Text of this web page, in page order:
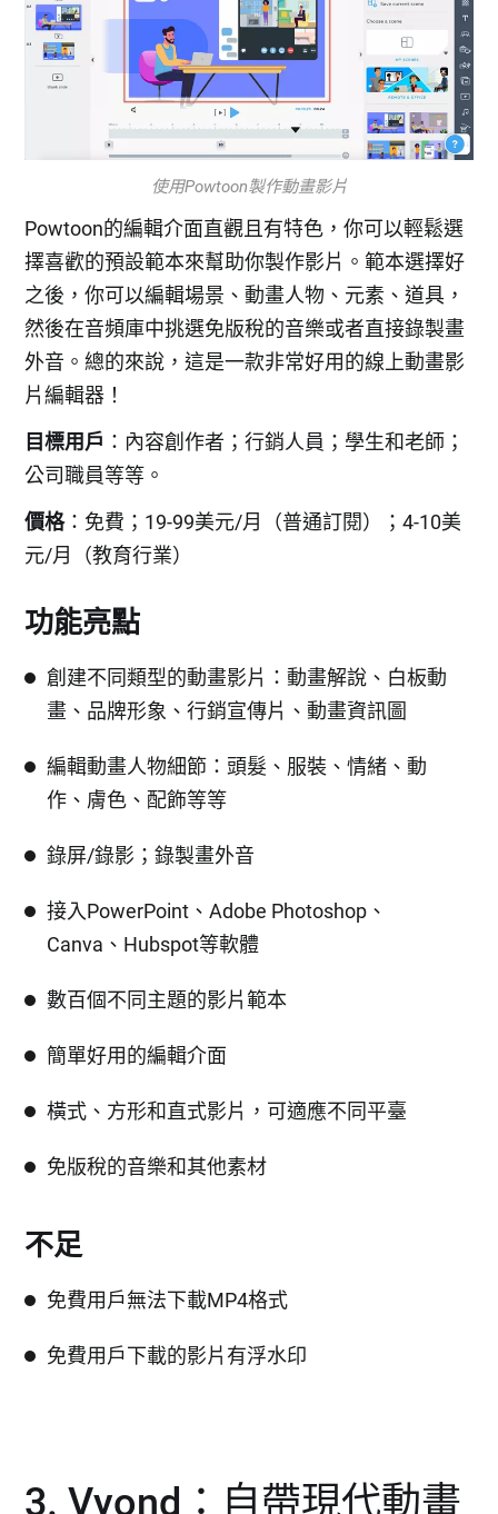
使用Powtoon製作動畫影片
Powtoon的編輯介面直觀且有特色，你可以輕鬆選
擇喜歡的預設範本來幫助你製作影片。範本選擇好
之後，你可以編輯場景、動畫人物、元素、道具，
然後在音頻庫中挑選免版稅的音樂或者直接錄製畫
外音。總的來說，這是一款非常好用的線上動畫影
片編輯器！
目標用戶 ：內容創作者；行銷人員；學生和老師；
公司職員等等。
價格：免費；19-99美元/月（普通訂閱）；4-10美
元/月（教育行業）
功能亮點
創建不同類型的動畫影片：動畫解說、白板動
畫、品牌形象、行銷宣傳片、動畫資訊圖
編輯動畫人物細節：頭髮、服裝、情緒、動
作、膚色、配飾等等
錄屏/錄影；錄製畫外音
接入PowerPoint、Adobe Photoshop、
Canva、Hubspot等軟體
數百個不同主題的影片範本
簡單好用的編輯介面
橫式、方形和直式影片，可適應不同平臺
免版稅的音樂和其他素材
不足
免費用戶無法下載MP4格式
免費用戶下載的影片有浮水印
3. Vyond：自帶現代動畫